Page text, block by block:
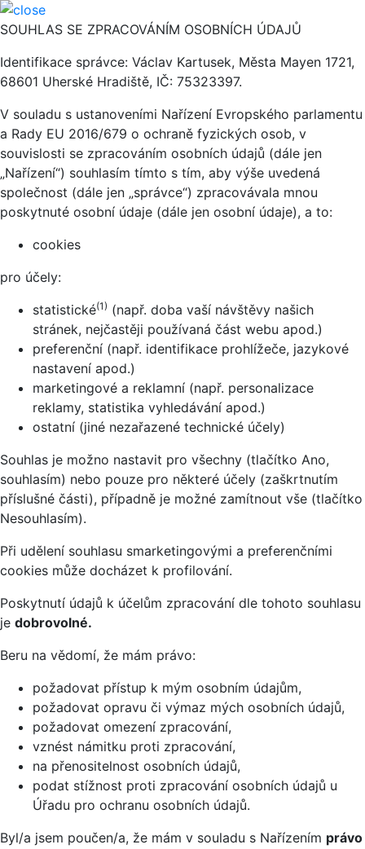
SOUHLAS SE ZPRACOVÁNÍM OSOBNÍCH ÚDAJŮ
Identifikace správce: Václav Kartusek, Města Mayen 1721,
68601 Uherské Hradiště, IČ: 75323397.
V souladu s ustanoveními Nařízení Evropského parlamentu
a Rady EU 2016/679 o ochraně fyzických osob, v
souvislosti se zpracováním osobních údajů (dále jen
„Nařízení“) souhlasím tímto s tím, aby výše uvedená
společnost (dále jen „správce“) zpracovávala mnou
poskytnuté osobní údaje (dále jen osobní údaje), a to:
cookies
pro účely:
statistické(1) (např. doba vaší návštěvy našich
stránek, nejčastěji používaná část webu apod.)
preferenční (např. identifikace prohlížeče, jazykové
nastavení apod.)
marketingové a reklamní (např. personalizace
reklamy, statistika vyhledávání apod.)
ostatní (jiné nezařazené technické účely)
Souhlas je možno nastavit pro všechny (tlačítko Ano,
souhlasím) nebo pouze pro některé účely (zaškrtnutím
příslušné části), případně je možné zamítnout vše (tlačítko
Nesouhlasím).
Při udělení souhlasu smarketingovými a preferenčními
cookies může docházet k profilování.
Poskytnutí údajů k účelům zpracování dle tohoto souhlasu
je dobrovolné.
Beru na vědomí, že mám právo:
požadovat přístup k mým osobním údajům,
požadovat opravu či výmaz mých osobních údajů,
požadovat omezení zpracování,
vznést námitku proti zpracování,
na přenositelnost osobních údajů,
podat stížnost proti zpracování osobních údajů u
Úřadu pro ochranu osobních údajů.
Byl/a jsem poučen/a, že mám v souladu s Nařízením právo